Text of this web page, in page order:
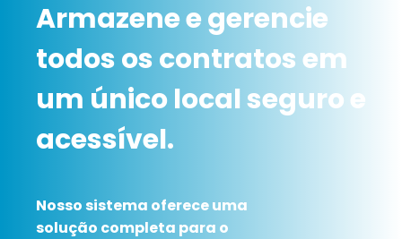
Armazene e gerencie
todos os contratos em
um único local seguro e
acessível.
Nosso sistema oferece uma
solução completa para o